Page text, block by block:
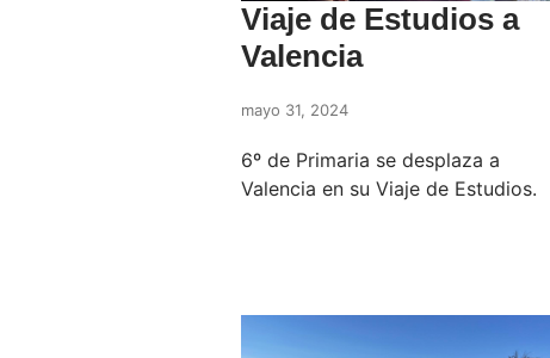
Viaje de Estudios a
Valencia
mayo 31, 2024
6º de Primaria se desplaza a
Valencia en su Viaje de Estudios.